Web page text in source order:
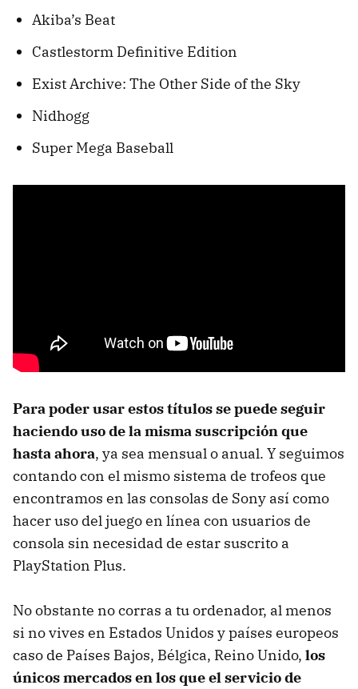
Akiba’s Beat
Castlestorm Definitive Edition
Exist Archive: The Other Side of the Sky
Nidhogg
Super Mega Baseball
Para poder usar estos títulos se puede seguir
haciendo uso de la misma suscripción que
hasta ahora, ya sea mensual o anual. Y seguimos
contando con el mismo sistema de trofeos que
encontramos en las consolas de Sony así como
hacer uso del juego en línea con usuarios de
consola sin necesidad de estar suscrito a
PlayStation Plus.
No obstante no corras a tu ordenador, al menos
si no vives en Estados Unidos y países europeos
caso de Países Bajos, Bélgica, Reino Unido, los
únicos mercados en los que el servicio de